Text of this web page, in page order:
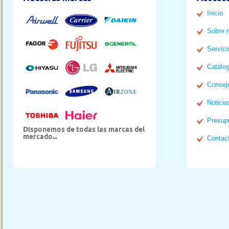
Disponemos de todas las marcas del
mercado...
Inicio
Sobre